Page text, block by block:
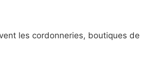
les cordonneries, boutiques de